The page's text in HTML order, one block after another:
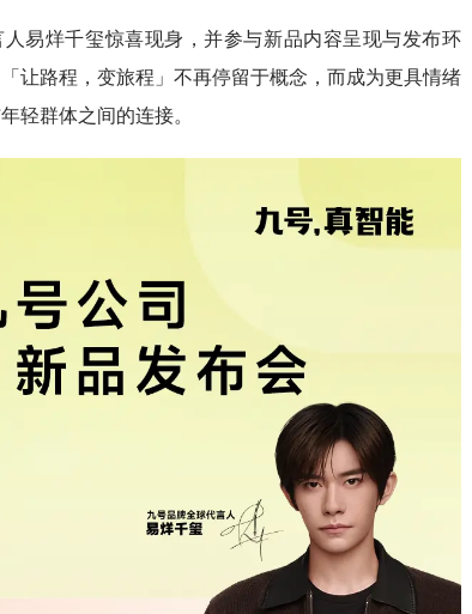
易烊千玺惊喜现身，并参与新品内容呈现与发布环
让路程，变旅程」不再停留于概念，而成为更具情绪
轻群体之间的连接。